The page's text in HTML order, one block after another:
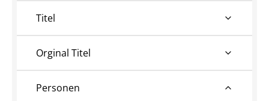
Titel
Orginal Titel
Personen